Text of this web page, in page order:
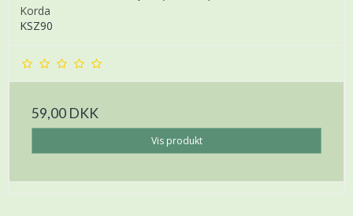
Korda
KSZ90
59,00 DKK
Vis produkt